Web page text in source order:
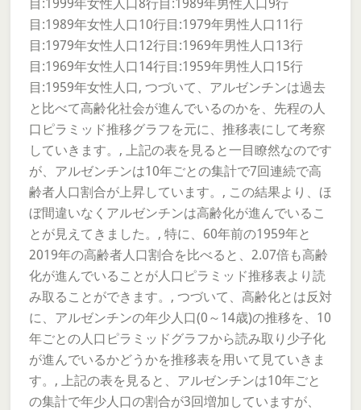
目:1999年女性人口8行目:1989年男性人口9行
目:1989年女性人口10行目:1979年男性人口11行
目:1979年女性人口12行目:1969年男性人口13行
目:1969年女性人口14行目:1959年男性人口15行
目:1959年女性人口, つづいて、アルゼンチンは過去
と比べて高齢化社会が進んでいるのかを、先程の人
口ピラミッド推移グラフを元に、推移表にして考察
していきます。, 上記の表を見ると一目瞭然なのです
が、アルゼンチンは10年ごとの集計で7回連続で高
齢者人口割合が上昇しています。, この結果より、ほ
ぼ間違いなくアルゼンチンは高齢化が進んでいるこ
とが見えてきました。, 特に、60年前の1959年と
2019年の高齢者人口割合を比べると、2.07倍も高齢
化が進んでいることが人口ピラミッド推移表より読
み取ることができます。, つづいて、高齢化とは反対
に、アルゼンチンの年少人口(0～14歳)の推移を、10
年ごとの人口ピラミッドグラフから読み取り少子化
が進んでいるかどうかを推移表を用いて見ていきま
す。, 上記の表を見ると、アルゼンチンは10年ごと
の集計で年少人口の割合が3回増加していますが、